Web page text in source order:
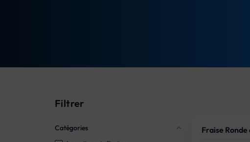
Filtrer
Catégories
Fraise